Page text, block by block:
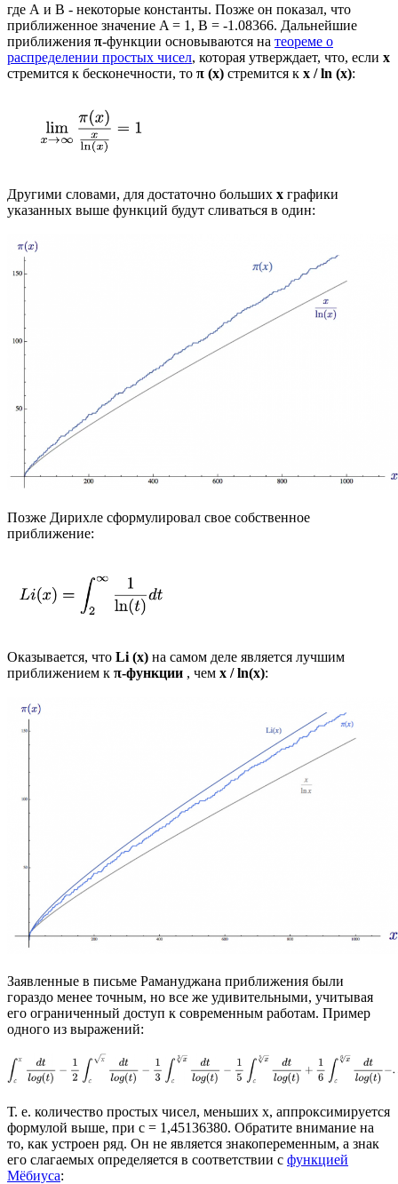
где A и B - некоторые константы. Позже он показал, что
приближенное значение A = 1, B = -1.08366. Дальнейшие
приближения π-функции основываются на теореме о
распределении простых чисел, которая утверждает, что, если x
стремится к бесконечности, то π (x) стремится к x / ln (x):
Другими словами, для достаточно больших х графики
указанных выше функций будут сливаться в один:
Позже Дирихле сформулировал свое собственное
приближение:
Оказывается, что Li (x) на самом деле является лучшим
приближением к π-функции , чем x / ln(x):
Заявленные в письме Рамануджана приближения были
гораздо менее точным, но все же удивительными, учитывая
его ограниченный доступ к современным работам. Пример
одного из выражений:
Т. е. количество простых чисел, меньших х, аппроксимируется
формулой выше, при c = 1,45136380. Обратите внимание на
то, как устроен ряд. Он не является знакопеременным, а знак
его слагаемых определяется в соответствии с функцией
Мёбиуса: